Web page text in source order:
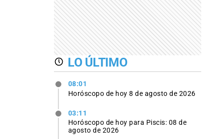
LO ÚLTIMO
08:01
Horóscopo de hoy 8 de agosto de 2026
03:11
Horóscopo de hoy para Piscis: 08 de
agosto de 2026